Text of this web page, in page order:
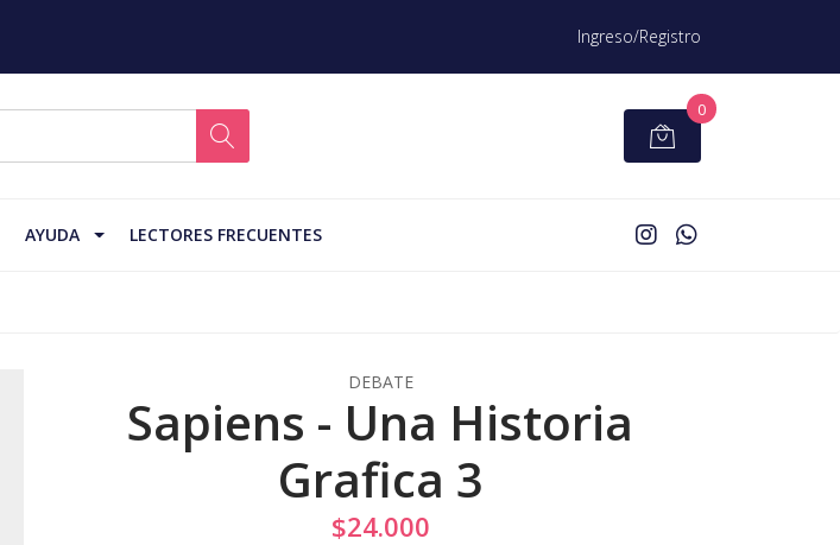
Ingreso/Registro
0
AYUDA LECTORES FRECUENTES
DEBATE
Sapiens - Una Historia
Grafica 3
$24.000